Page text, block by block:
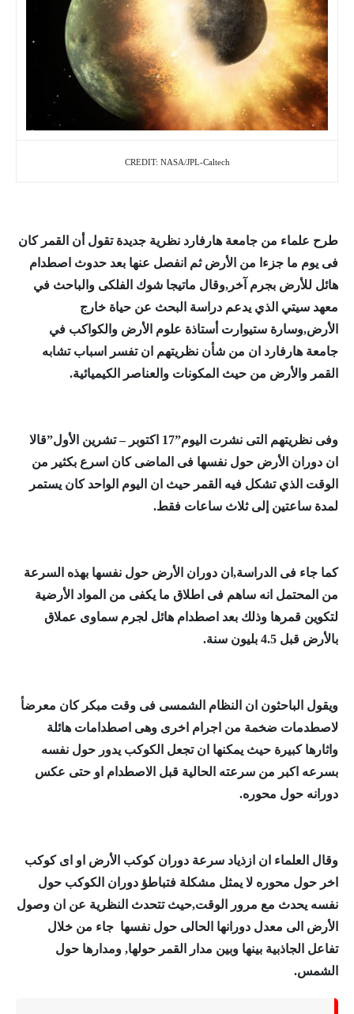
CREDIT: NASA/JPL-Caltech
طرح علماء من جامعة هارفارد نظرية جديدة تقول أن القمر كان
فى يوم ما جزءا من الأرض ثم انفصل عنها بعد حدوث اصطدام
هائل للأرض بجرم آخر,وقال ماتيجا شوك الفلكى والباحث في
معهد سيتي الذي يدعم دراسة البحث عن حياة خارج
الأرض,وسارة ستيوارت أستاذة علوم الأرض والكواكب في
جامعة هارفارد ان من شأن نظريتهم ان تفسر اسباب تشابه
القمر والأرض من حيث المكونات والعناصر الكيميائية.
وفى نظريتهم التى نشرت اليوم”17 اكتوبر – تشرين الأول”قالا
ان دوران الأرض حول نفسها فى الماضى كان اسرع بكثير من
الوقت الذي تشكل فيه القمر حيث ان اليوم الواحد كان يستمر
لمدة ساعتين إلى ثلاث ساعات فقط.
كما جاء فى الدراسة,ان دوران الأرض حول نفسها بهذه السرعة
من المحتمل انه ساهم فى اطلاق ما يكفى من المواد الأرضية
لتكوين قمرها وذلك بعد اصطدام هائل لجرم سماوى عملاق
بالأرض قبل 4.5 بليون سنة.
ويقول الباحثون ان النظام الشمسى فى وقت مبكر كان معرضأ
لاصطدمات ضخمة من اجرام اخرى وهى اصطدامات هائلة
واثارها كبيرة حيث يمكنها ان تجعل الكوكب يدور حول نفسه
بسرعه اكبر من سرعته الحالية قبل الاصطدام او حتى عكس
دورانه حول محوره.
وقال العلماء ان ازذياد سرعة دوران كوكب الأرض او اى كوكب
اخر حول محوره لا يمثل مشكلة فتباطؤ دوران الكوكب حول
نفسه يحدث مع مرور الوقت,حيثتتحدث النظرية عن ان وصول
الأرض الى معدل دورانها الحالى حول نفسها جاء من خلال
تفاعل الجاذبية بينها وبين مدار القمر حولها, ومدارها حول
الشمس.